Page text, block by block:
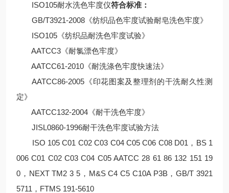
ISO105耐水洗色牢度仪符合标准：
GB/T3921-2008《纺织品色牢度试验耐皂洗色牢度》
ISO105《纺织品耐洗色牢度试验》
AATCC3《耐氯漂色牢度》
AATCC61-2010《耐洗涤色牢度快速法》
AATCC86-2005《印花图案及整理剂的干洗耐久性测
定》
AATCC132-2004《耐干洗色牢度》
JISL0860-1996耐干洗色牢度试验方法
ISO 105 C01 C02 C03 C04 C05 C06 C08 D01，BS 1
006 C01 C02 C03 C04 C05 AATCC 28 61 86 132 151 19
0，NEXT TM2 3 5，M&S C4 C5 C10A P3B，GB/T 3921
5711，FTMS 191-5610